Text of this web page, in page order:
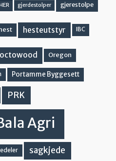
gjerdestolper gjerestolpe
hesteutstyr IBC
octowood Oregon
Portamme Byggesett
PRK
Agri
sagkjede